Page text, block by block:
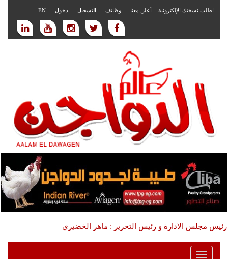
اطلب نسختك الإلكترونية أعلن معنا وظائف التسجيل دخول EN
رئيس مجلس الادارة و رئيس التحرير : ماهر الخضيري
Toggle